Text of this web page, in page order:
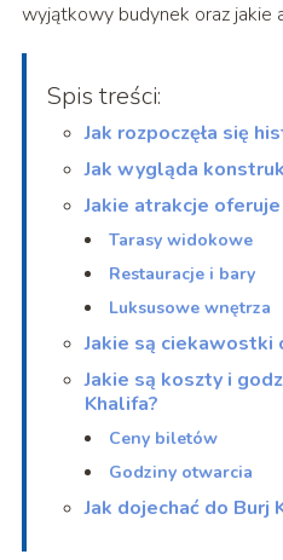
wyjątkowy budynek oraz jakie
Spis treści:
Jak rozpoczęła się
Jak wygląda
Jakie atrakcje
Tarasy widokowe
Restauracje i bary
Luksusowe wnętrza
Jakie są ciekawostki
Jakie są koszty i
Khalifa?
Ceny biletów
Godziny otwarcia
Jak dojechać do Burj